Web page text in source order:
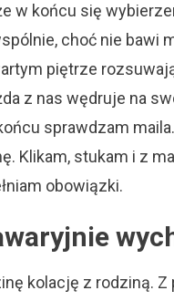
w końcu się
choć nie bawi
piętrze
z nas wędruje na
sprawdzam
Klikam, stukam i z
obowiązki.
kolację z rodziną. Z